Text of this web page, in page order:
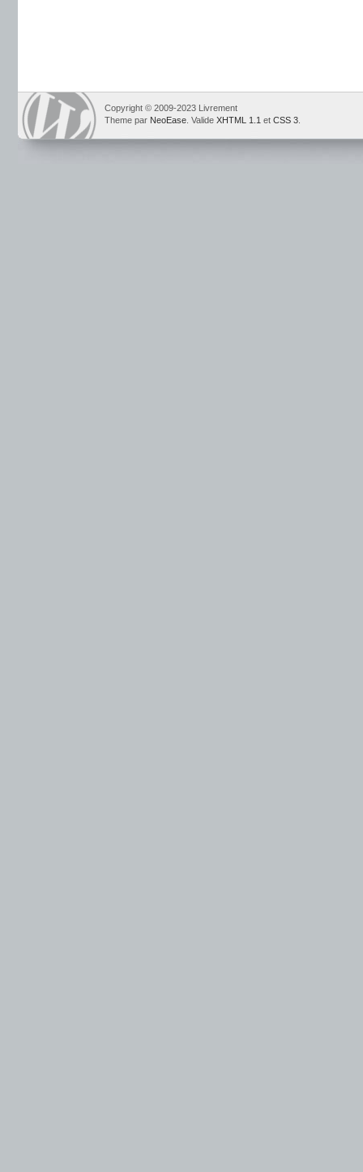
Copyright © 2009-2023 Livrement
Theme par NeoEase . Valide XHTML 1.1 et CSS 3